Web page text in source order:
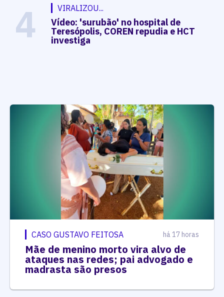
4 VIRALIZOU...
Vídeo: 'surubão' no hospital de
Teresópolis, COREN repudia e HCT
investiga
CASO GUSTAVO FEITOSA há 17 horas
Mãe de menino morto vira alvo de
ataques nas redes; pai advogado e
madrasta são presos